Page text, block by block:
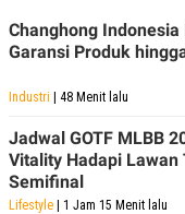
I
N
K
M
E
D
I
A
Changhong
Garansi Produk
Industri | 48 Menit lalu
Jadwal GOTF MLBB
Vitality Hadapi Lawan
Semifinal
Lifestyle | 1 Jam 15 Menit lalu